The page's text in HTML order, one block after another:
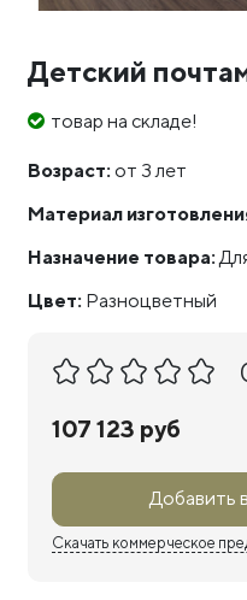
Детский
товар на складе!
Возраст: от 3 лет
Материал
Назначение товара:
Цвет: Разноцветный
107 123 руб
Добавить
Скачать коммерческое